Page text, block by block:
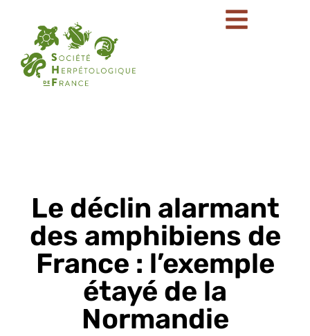
Le déclin alarmant
des amphibiens de
France : l’exemple
étayé de la
Normandie